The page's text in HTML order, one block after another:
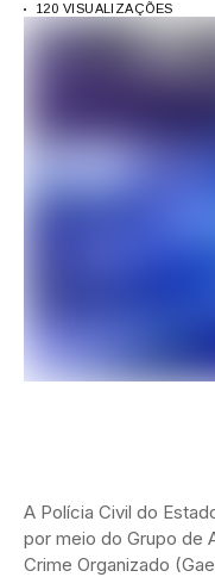
120 VISUALIZAÇÕES
A Polícia Civil do
por meio do Grupo de
Crime Organizado